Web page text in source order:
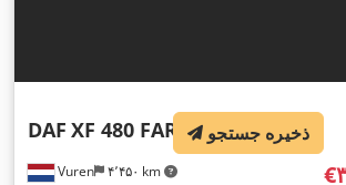
Vuren ۴٬۴۵۰ km
DAF XF 480 FAR ذخیره جستجو